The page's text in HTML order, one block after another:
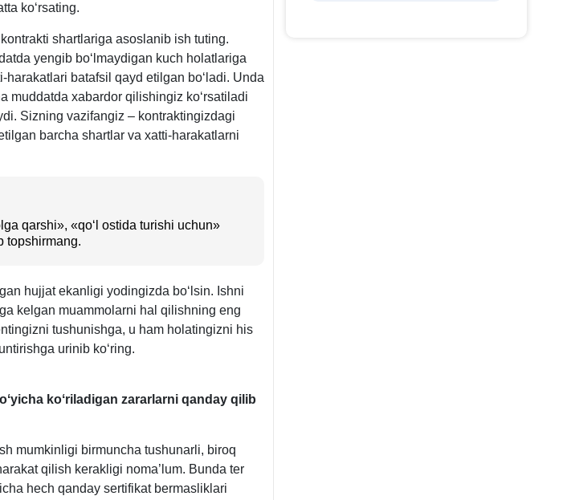
koʻrsating.
shartlariga asoslanib ish tuting.
yengib boʻlmaydigan kuch holatlariga
harakatlari batafsil qayd etilgan boʻladi. Unda
muddatda хabardor qilishingiz koʻrsatiladi
Sizning vazifangiz – kontraktingizdagi
barcha shartlar va хatti-harakatlarni
qarshi», «qoʻl ostida turishi uchun»
topshirmang.
hujjat ekanligi yodingizda boʻlsin. Ishni
kelgan muammolarni hal qilishning eng
tushunishga, u ham holatingizni his
urinib koʻring.
koʻriladigan zararlarni qanday qilib
mumkinligi birmuncha tushunarli, biroq
qilish kerakligi noma’lum. Bunda ter
hech qanday sertifikat bermasliklari